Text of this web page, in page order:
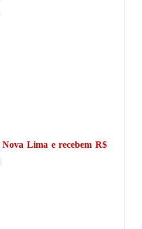
Lima e recebem R$